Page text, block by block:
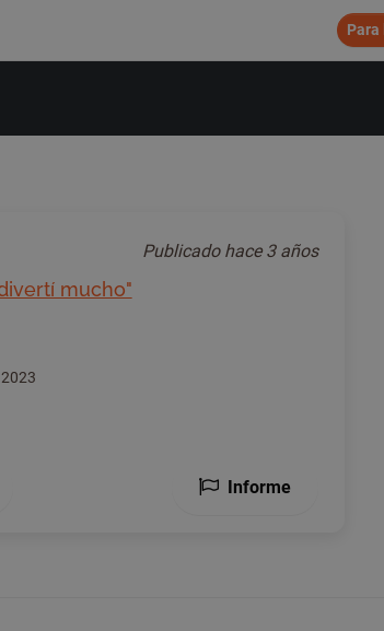
Para
Publicado hace 3 años
mucho"
Informe